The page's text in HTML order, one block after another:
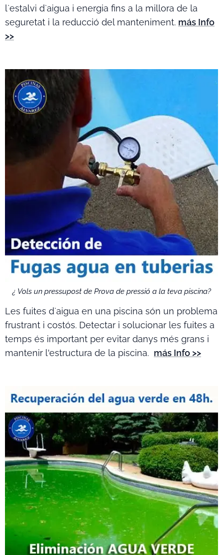
l`estalvi d`aigua i energia fins a la millora de la
seguretat i la reducció del manteniment. más Info
>>
¿ Vols un pressupost de Prova de pressió a la teva piscina?
Les fuites d`aigua en una piscina són un problema
frustrant i costós. Detectar i solucionar les fuites a
temps és important per evitar danys més grans i
mantenir l'estructura de la piscina. más Info >>